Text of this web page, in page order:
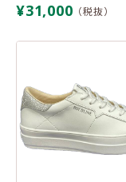
¥31,000 （税抜）